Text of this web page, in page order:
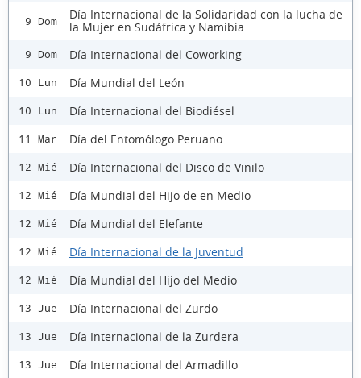
9 Dom
Día Internacional de la Solidaridad con la lucha de
la Mujer en Sudáfrica y Namibia
9 Dom Día Internacional del Coworking
10 Lun Día Mundial del León
10 Lun Día Internacional del Biodiésel
11 Mar Día del Entomólogo Peruano
12 Mié Día Internacional del Disco de Vinilo
12 Mié Día Mundial del Hijo de en Medio
12 Mié Día Mundial del Elefante
12 Mié Día Internacional de la Juventud
12 Mié Día Mundial del Hijo del Medio
13 Jue Día Internacional del Zurdo
13 Jue Día Internacional de la Zurdera
13 Jue Día Internacional del Armadillo